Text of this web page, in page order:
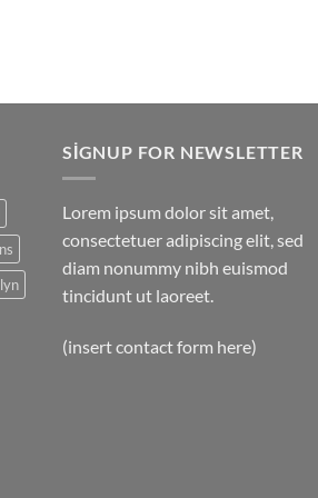
lyn
SIGNUP FOR NEWSLETTER
Lorem ipsum dolor sit amet,
consectetuer adipiscing elit, sed
diam nonummy nibh euismod
tincidunt ut laoreet.
(insert contact form here)